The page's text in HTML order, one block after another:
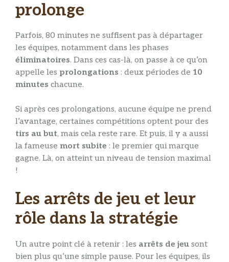
prolonge
Parfois, 80 minutes ne suffisent pas à départager
les équipes, notamment dans les phases
éliminatoires. Dans ces cas-là, on passe à ce qu’on
appelle les prolongations : deux périodes de 10
minutes chacune​.
Si après ces prolongations, aucune équipe ne prend
l’avantage, certaines compétitions optent pour des
tirs au but, mais cela reste rare. Et puis, il y a aussi
la fameuse mort subite : le premier qui marque
gagne. Là, on atteint un niveau de tension maximal
!
Les arrêts de jeu et leur
rôle dans la stratégie
Un autre point clé à retenir : les arrêts de jeu sont
bien plus qu’une simple pause. Pour les équipes, ils